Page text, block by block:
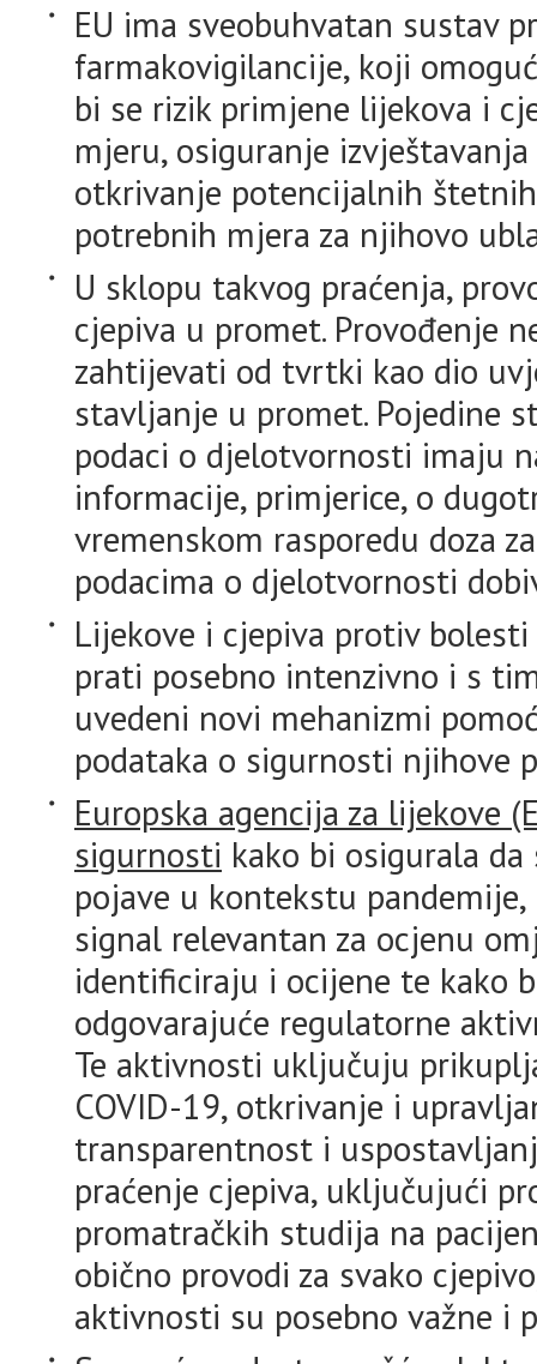
EU ima sveobuhvatan sustav
farmakovigilancije, koji
bi se rizik primjene lijekova i
mjeru, osiguranje
otkrivanje potencijalnih
potrebnih mjera za njihovo
U sklopu takvog praćenja,
cjepiva u promet. Provođenje
zahtijevati od tvrtki kao dio
stavljanje u promet. Pojedine
podaci o djelotvornosti imaju
informacije, primjerice, o
vremenskom rasporedu doza
podacima o djelotvornosti
Lijekove i cjepiva protiv
prati posebno intenzivno i s
uvedeni novi mehanizmi
podataka o sigurnosti njihove
Europska agencija za lijekove
sigurnosti kako bi osigurala
pojave u kontekstu
signal relevantan za ocjenu
identificiraju i ocijene te kako
odgovarajuće regulatorne
Te aktivnosti uključuju
COVID-19, otkrivanje i
transparentnost i
praćenje cjepiva, uključujući
promatračkih studija na
obično provodi za svako
aktivnosti su posebno važne i